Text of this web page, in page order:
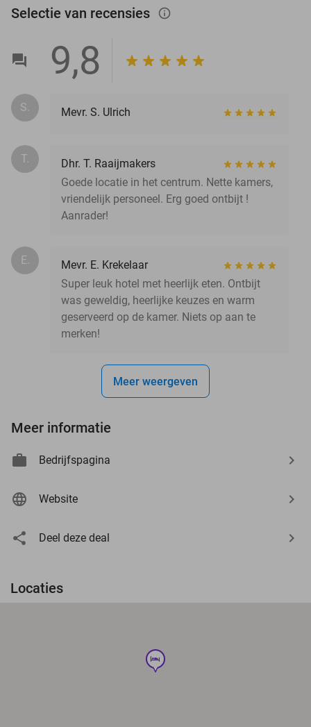
Selectie van recensies info_outlined
9,8
S. Mevr. S. Ulrich
T.
Dhr. T. Raaijmakers
Goede locatie in het centrum. Nette kamers,
vriendelijk personeel. Erg goed ontbijt !
Aanrader!
E.
Mevr. E. Krekelaar
Super leuk hotel met heerlijk eten. Ontbijt
was geweldig, heerlijke keuzes en warm
geserveerd op de kamer. Niets op aan te
merken!
Meer weergeven
Meer informatie
Bedrijfspagina
Website
Deel deze deal
Locaties
hotel